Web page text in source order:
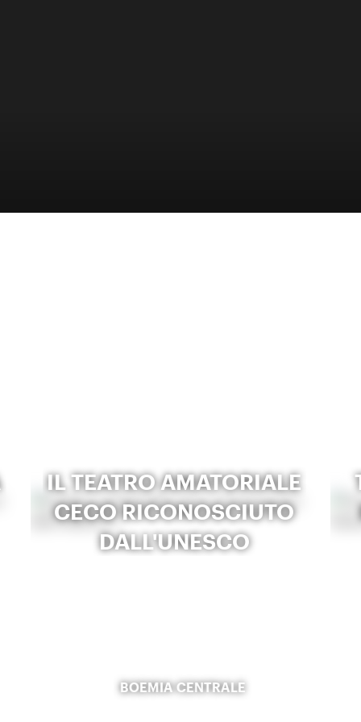
IL TEATRO AMATORIALE
CECO RICONOSCIUTO
DALL'UNESCO
BOEMIA CENTRALE